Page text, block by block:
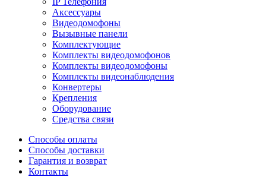
Аксессуары
Видеодомофоны
Вызывные панели
Комплектующие
Комплекты видеодомофонов
Комплекты видеодомофоны
Комплекты видеонаблюдения
Конвертеры
Крепления
Оборудование
Средства связи
Способы оплаты
Способы доставки
Гарантия и возврат
Контакты